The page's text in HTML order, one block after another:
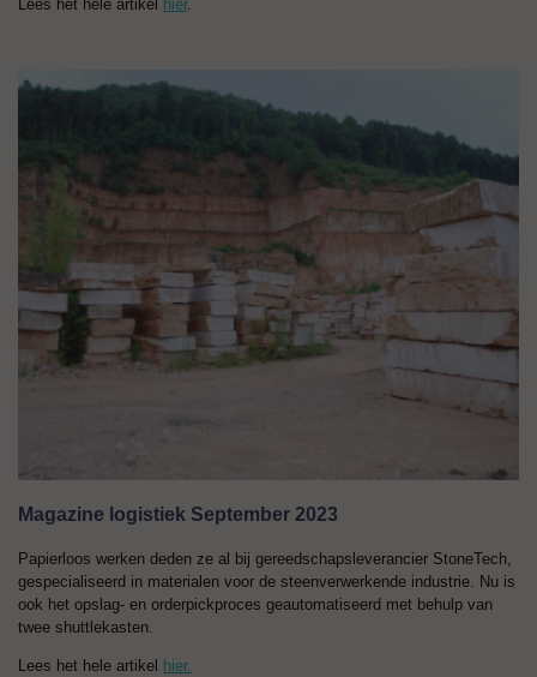
Lees het hele artikel hier.
Magazine logistiek September 2023
Papierloos werken deden ze al bij gereedschapsleverancier StoneTech,
gespecialiseerd in materialen voor de steenverwerkende industrie. Nu is
ook het opslag- en orderpickproces geautomatiseerd met behulp van
twee shuttlekasten.
Lees het hele artikel hier.